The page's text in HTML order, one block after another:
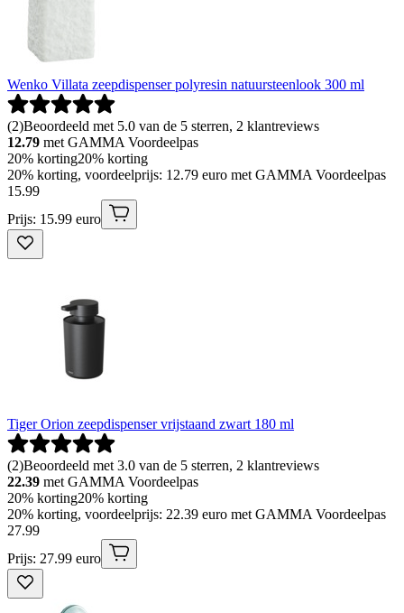
Wenko Villata zeepdispenser polyresin natuursteenlook 300 ml
(2)Beoordeeld met 5.0 van de 5 sterren, 2 klantreviews
12.79 met GAMMA Voordeelpas
20% korting20% korting
20% korting, voordeelprijs: 12.79 euro met GAMMA Voordeelpas
15.99
Prijs: 15.99 euro
Tiger Orion zeepdispenser vrijstaand zwart 180 ml
(2)Beoordeeld met 3.0 van de 5 sterren, 2 klantreviews
22.39 met GAMMA Voordeelpas
20% korting20% korting
20% korting, voordeelprijs: 22.39 euro met GAMMA Voordeelpas
27.99
Prijs: 27.99 euro